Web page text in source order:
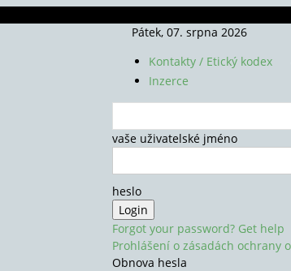
Pátek, 07. srpna 2026
Kontakty / Etický kodex
Inzerce
vaše uživatelské jméno
heslo
Forgot your password? Get help
Prohlášení o zásadách ochrany
Obnova hesla